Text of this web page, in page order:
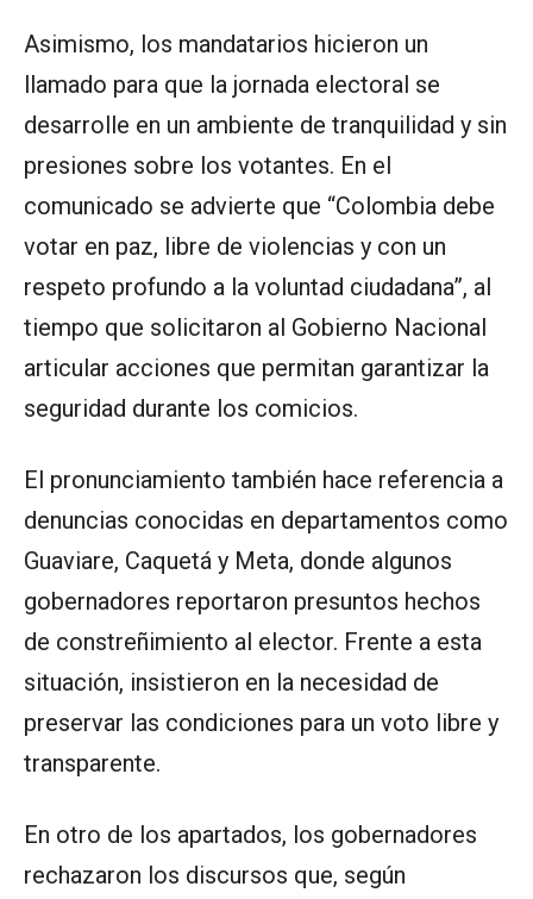
Asimismo, los mandatarios hicieron un
llamado para que la jornada electoral se
desarrolle en un ambiente de tranquilidad y sin
presiones sobre los votantes. En el
comunicado se advierte que “Colombia debe
votar en paz, libre de violencias y con un
respeto profundo a la voluntad ciudadana”, al
tiempo que solicitaron al Gobierno Nacional
articular acciones que permitan garantizar la
seguridad durante los comicios.
El pronunciamiento también hace referencia a
denuncias conocidas en departamentos como
Guaviare, Caquetá y Meta, donde algunos
gobernadores reportaron presuntos hechos
de constreñimiento al elector. Frente a esta
situación, insistieron en la necesidad de
preservar las condiciones para un voto libre y
transparente.
En otro de los apartados, los gobernadores
rechazaron los discursos que, según